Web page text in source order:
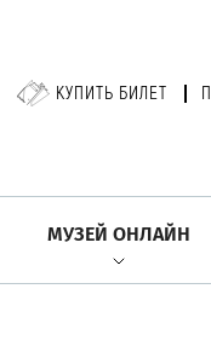
КУПИТЬ БИЛЕТ
МУЗЕЙ ОНЛАЙН